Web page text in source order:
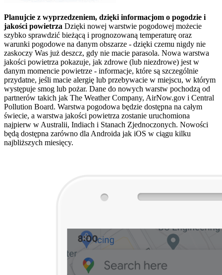
Planujcie z wyprzedzeniem, dzięki informacjom o pogodzie i
jakości powietrza Dzięki nowej warstwie pogodowej możecie
szybko sprawdzić bieżącą i prognozowaną temperaturę oraz
warunki pogodowe na danym obszarze - dzięki czemu nigdy nie
zaskoczy Was już deszcz, gdy nie macie parasola. Nowa warstwa
jakości powietrza pokazuje, jak zdrowe (lub niezdrowe) jest w
danym momencie powietrze - informacje, które są szczególnie
przydatne, jeśli macie alergię lub przebywacie w miejscu, w którym
występuje smog lub pożar. Dane do nowych warstw pochodzą od
partnerów takich jak The Weather Company, AirNow.gov i Central
Pollution Board. Warstwa pogodowa będzie dostępna na całym
świecie, a warstwa jakości powietrza zostanie uruchomiona
najpierw w Australii, Indiach i Stanach Zjednoczonych. Nowości
będą dostępna zarówno dla Androida jak iOS w ciągu kilku
najbliższych miesięcy.